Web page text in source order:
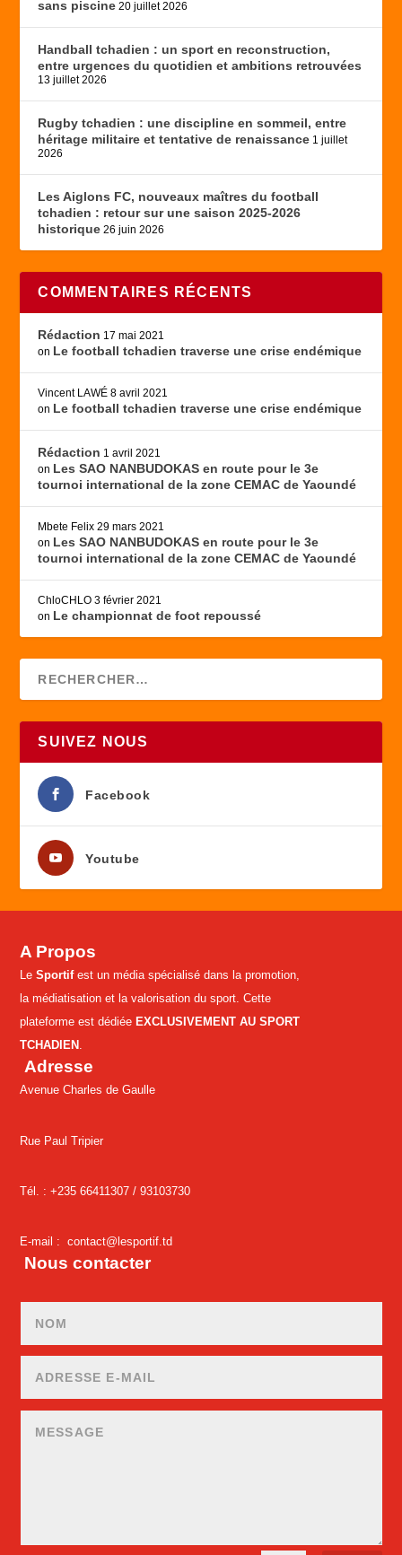
sans piscine 20 juillet 2026
Handball tchadien : un sport en reconstruction,
entre urgences du quotidien et ambitions retrouvées
13 juillet 2026
Rugby tchadien : une discipline en sommeil, entre
héritage militaire et tentative de renaissance 1 juillet
2026
Les Aiglons FC, nouveaux maîtres du football
tchadien : retour sur une saison 2025-2026
historique 26 juin 2026
COMMENTAIRES RÉCENTS
Rédaction 17 mai 2021
on Le football tchadien traverse une crise endémique
Vincent LAWÉ 8 avril 2021
on Le football tchadien traverse une crise endémique
Rédaction 1 avril 2021
on Les SAO NANBUDOKAS en route pour le 3e
tournoi international de la zone CEMAC de Yaoundé
Mbete Felix 29 mars 2021
on Les SAO NANBUDOKAS en route pour le 3e
tournoi international de la zone CEMAC de Yaoundé
ChloCHLO 3 février 2021
on Le championnat de foot repoussé
SUIVEZ NOUS
Facebook
Youtube
A Propos
LeSportifest un média spécialisé dans la promotion,
la médiatisation et la valorisation du sport. Cette
plateforme est dédiée EXCLUSIVEMENT AU SPORT
TCHADIEN .
Adresse
Avenue Charles de Gaulle
Rue Paul Tripier
Tél. : +235 66411307 /93103730
E-mail :contact@lesportif.td
Nous contacter